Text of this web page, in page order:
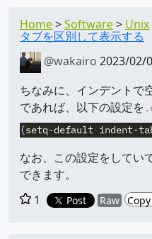
Home Software Unix
タブを区別して表示する
@wakairo 2023/02/
ちなみに、インデントで
であれば、以下の設定を
(setq-default indent-
なお、この設定をしてい
できます。
1
Post Raw